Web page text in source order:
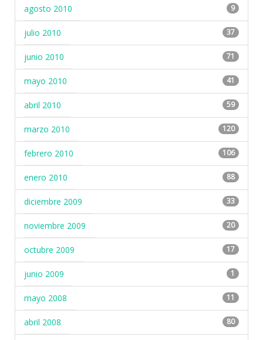
agosto 2010 9
julio 2010 37
junio 2010 71
mayo 2010 41
abril 2010 59
marzo 2010 120
febrero 2010 106
enero 2010 88
diciembre 2009 33
noviembre 2009 20
octubre 2009 17
junio 2009 1
mayo 2008 11
abril 2008 80